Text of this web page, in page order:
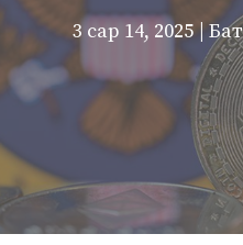
3 сар 14, 2025 |